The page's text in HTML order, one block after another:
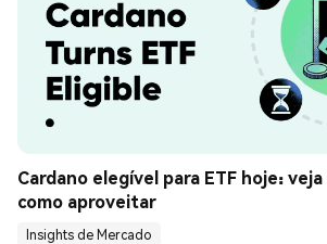
Cardano elegível para ETF hoje:
como aproveitar
Insights de Mercado